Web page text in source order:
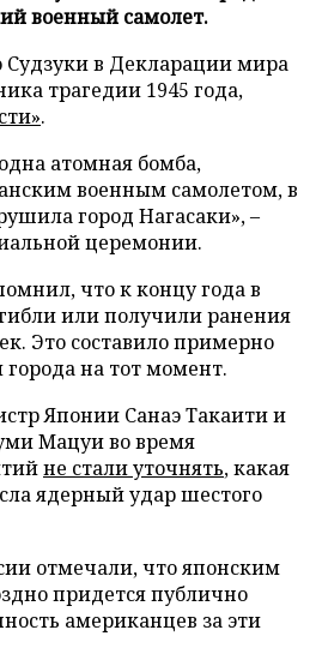
военный самолет.
Судзуки в Декларации мира
трагедии 1945 года,
.
атомная бомба,
военным самолетом, в
город Нагасаки», –
церемонии.
что к концу года в
или получили ранения
Это составило примерно
города на тот момент.
Японии Санаэ Такаити и
Мацуи во время
не стали уточнять, какая
ядерный удар шестого
отмечали, что японским
придется публично
американцев за эти